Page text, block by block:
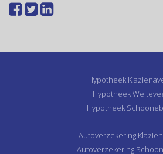
Hypotheek
Hypotheek
Hypotheek
Autoverzekering
Autoverzekering